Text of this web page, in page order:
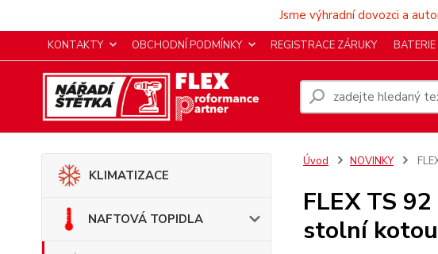
Jsme výhradní dovozci a
KONTAKTY OBCHODNÍ PODMÍNKY REGISTRACE ZÁRUKY
KLIMATIZACE
NAFTOVÁ TOPIDLA
Úvod NOVINKY
FLEX TS
stolní